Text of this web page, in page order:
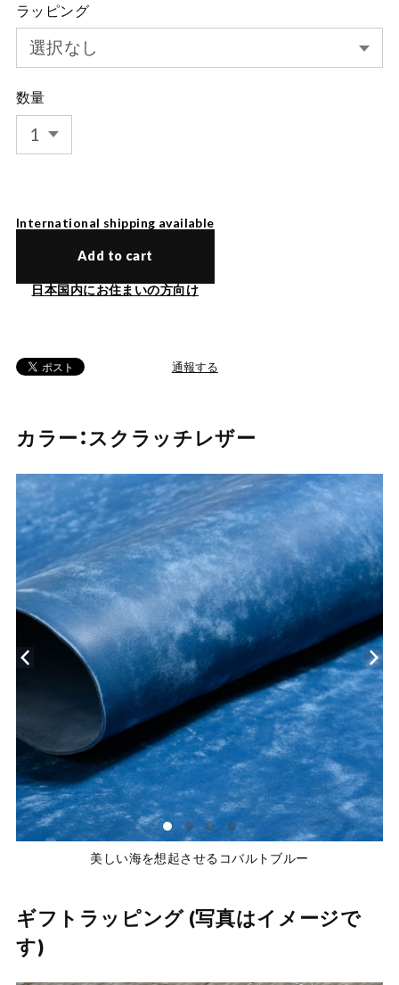
ラッピング
数量
International shipping available
Add to cart
日本国内にお住まいの方向け
通報する
カラー：スクラッチレザー
美しい海を想起させるコバルトブルー
ギフトラッピング (写真はイメージで
す)